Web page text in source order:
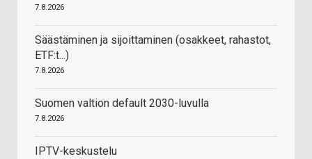
7.8.2026
Säästäminen ja sijoittaminen (osakkeet, rahastot,
ETF:t...)
7.8.2026
Suomen valtion default 2030-luvulla
7.8.2026
IPTV-keskustelu